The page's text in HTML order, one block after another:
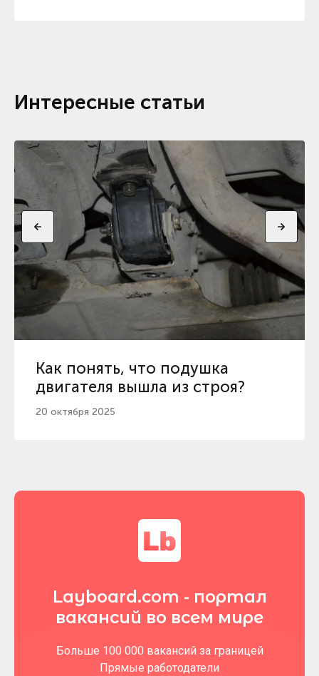
Интересные статьи
Как понять, что подушка
двигателя вышла из строя?
20 октября 2025
Layboard.com - портал
вакансий во всем мире
Больше 100 000 вакансий за границей
Прямые работодатели